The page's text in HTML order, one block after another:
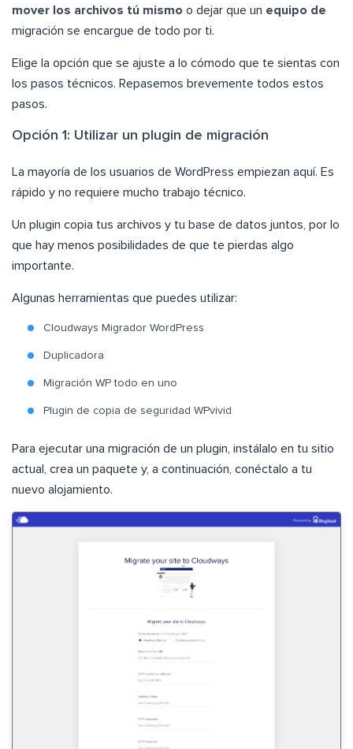
mover los archivos tú mismo o dejar que un equipo de
migración se encargue de todo por ti.
Elige la opción que se ajuste a lo cómodo que te sientas con
los pasos técnicos. Repasemos brevemente todos estos
pasos.
Opción 1: Utilizar un plugin de migración
La mayoría de los usuarios de WordPress empiezan aquí. Es
rápido y no requiere mucho trabajo técnico.
Un plugin copia tus archivos y tu base de datos juntos, por lo
que hay menos posibilidades de que te pierdas algo
importante.
Algunas herramientas que puedes utilizar:
Cloudways Migrador WordPress
Duplicadora
Migración WP todo en uno
Plugin de copia de seguridad WPvivid
Para ejecutar una migración de un plugin, instálalo en tu sitio
actual, crea un paquete y, a continuación, conéctalo a tu
nuevo alojamiento.